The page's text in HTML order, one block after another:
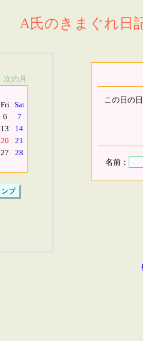
A氏のきまぐれ日
次の月
Fri Sat
6
7
13
14
20
21
27
28
この日の
名前：